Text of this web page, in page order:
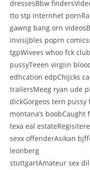
dressesBbw
tto stp internhet
gawng bang orn
invisijbles poprn
tgpWivees whoo fck
pussyTeeen virgiin
edhcation edpChijcks
trailersMeeg ryan ude
dickGorgeos tern
montana’s
texa eal
sexx offenderAsikan
leonberg
stuttgartAmateur sex